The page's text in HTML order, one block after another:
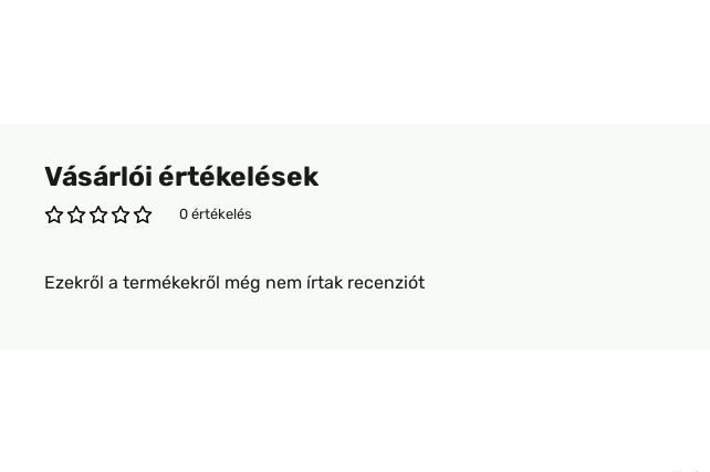
Vásárlói értékelések
0 értékelés
Ezekről a termékekről még nem írtak recenziót